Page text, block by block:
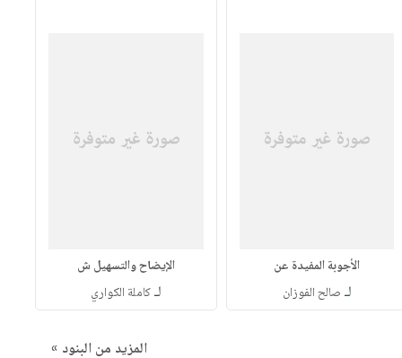
الأجوبة المفيدة عن
لـ صالح الفوزان
الإيضاح والتسهيل ش
لـكاملة الكواري
المزيد من البنود »